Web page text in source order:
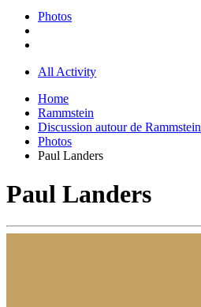
Photos
All Activity
Home
Rammstein
Discussion autour de Rammstein
Photos
Paul Landers
Paul Landers